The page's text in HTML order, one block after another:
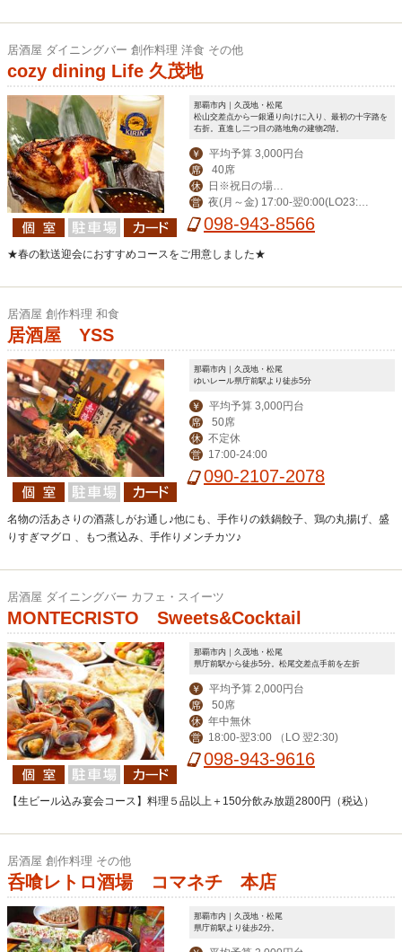
居酒屋 ダイニングバー 創作料理 洋食 その他
cozy dining Life 久茂地
那覇市内｜久茂地・松尾
松山交差点から一銀通り向けに入り、最初の十字路を
右折。直進し二つ目の路地角の建物2階。
￥ 平均予算 3,000円台
席 40席
休
営業。月曜振替休。
営
夜(月～金) 17:00-翌0:00(LO23:3
0) (土)-翌1:00(LO翌0:30) 昼(月～金) 1
098-943-8566
★春の歓送迎会におすすめコースをご用意しました★
居酒屋 創作料理 和食
居酒屋 YSS
那覇市内｜久茂地・松尾
ゆいレール県庁前駅より徒歩5分
￥ 平均予算 3,000円台
席 50席
休 不定休
営 17:00-24:00
090-2107-2078
名物の活あさりの酒蒸しがお通し♪他にも、手作りの鉄鍋餃子、鶏の丸揚げ、盛
りすぎマグロ 、もつ煮込み、手作りメンチカツ♪
居酒屋 ダイニングバー カフェ・スイーツ
MONTECRISTO Sweets&Cocktail
那覇市内｜久茂地・松尾
県庁前駅から徒歩5分。松尾交差点手前を左折
￥ 平均予算 2,000円台
席 50席
休 年中無休
営 18:00-翌3:00 （LO 翌2:30)
098-943-9616
【生ビール込み宴会コース】料理５品以上＋150分飲み放題2800円（税込）
居酒屋 創作料理 その他
呑喰レトロ酒場 コマネチ 本店
那覇市内｜久茂地・松尾
県庁前駅より徒歩2分。